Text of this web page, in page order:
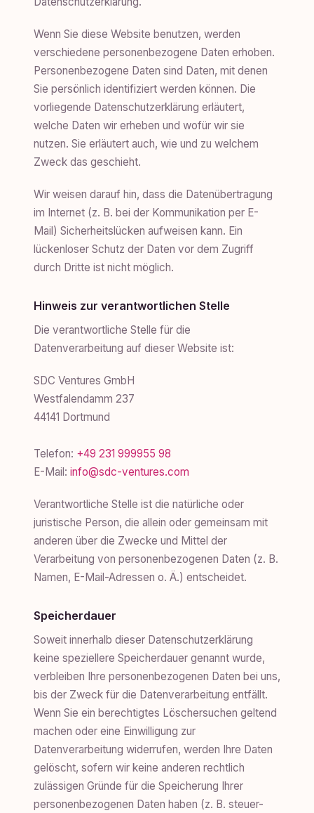
Wenn Sie diese Website benutzen, werden
verschiedene personenbezogene Daten erhoben.
Personenbezogene Daten sind Daten, mit denen
Sie persönlich identifiziert werden können. Die
vorliegende Datenschutzerklärung erläutert,
welche Daten wir erheben und wofür wir sie
nutzen. Sie erläutert auch, wie und zu welchem
Zweck das geschieht.
Wir weisen darauf hin, dass die Datenübertragung
im Internet (z. B. bei der Kommunikation per E-
Mail) Sicherheitslücken aufweisen kann. Ein
lückenloser Schutz der Daten vor dem Zugriff
durch Dritte ist nicht möglich.
Hinweis zur verantwortlichen Stelle
Die verantwortliche Stelle für die
Datenverarbeitung auf dieser Website ist:
SDC Ventures GmbH
Westfalendamm 237
44141 Dortmund
Telefon: +49 231 999955 98
E-Mail: info@sdc-ventures.com
Verantwortliche Stelle ist die natürliche oder
juristische Person, die allein oder gemeinsam mit
anderen über die Zwecke und Mittel der
Verarbeitung von personenbezogenen Daten (z. B.
Namen, E-Mail-Adressen o. Ä.) entscheidet.
Speicherdauer
Soweit innerhalb dieser Datenschutzerklärung
keine speziellere Speicherdauer genannt wurde,
verbleiben Ihre personenbezogenen Daten bei uns,
bis der Zweck für die Datenverarbeitung entfällt.
Wenn Sie ein berechtigtes Löschersuchen geltend
machen oder eine Einwilligung zur
Datenverarbeitung widerrufen, werden Ihre Daten
gelöscht, sofern wir keine anderen rechtlich
zulässigen Gründe für die Speicherung Ihrer
personenbezogenen Daten haben (z. B. steuer-